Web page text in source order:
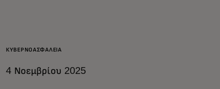
Για επιχειρήσεις
Για τον κόσμο
ΚΥΒΕΡΝΟΑΣΦΆΛΕΙΑ
4 Νοεμβρίου 2025